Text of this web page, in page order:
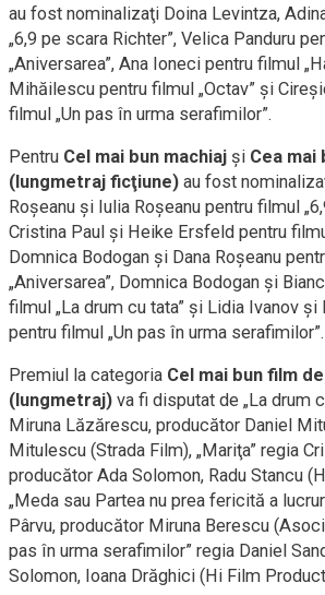
au fost nominalizaţi Doina Levintza,
„6,9 pe scara Richter”, Velica Panduru
„Aniversarea”, Ana Ioneci pentru filmul
Mihăilescu pentru filmul „Octav” şi
filmul „Un pas în urma serafimilor”.
Pentru Cel mai bun machiaj şi Cea mai
(lungmetraj ficţiune) au fost
Roşeanu şi Iulia Roşeanu pentru filmul
Cristina Paul şi Heike Ersfeld pentru
Domnica Bodogan şi Dana Roşeanu
„Aniversarea”, Domnica Bodogan şi
filmul „La drum cu tata” şi Lidia Ivanov şi
pentru filmul „Un pas în urma serafimilor”.
Premiul la categoria Cel mai bun film
(lungmetraj) va fi disputat de „La drum
Miruna Lăzărescu, producător Daniel
Mitulescu (Strada Film), „Mariţa” regia
producător Ada Solomon, Radu Stancu
„Meda sau Partea nu prea fericită a
Pârvu, producător Miruna Berescu
pas în urma serafimilor” regia Daniel
Solomon, Ioana Drăghici (Hi Film